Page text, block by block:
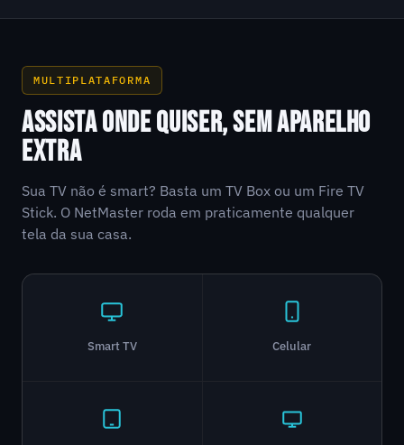
MULTIPLATAFORMA
ASSISTA ONDE QUISER, SEM APARELHO
EXTRA
Sua TV não é smart? Basta um TV Box ou um Fire TV
Stick. O NetMaster roda em praticamente qualquer
tela da sua casa.
Smart TV Celular